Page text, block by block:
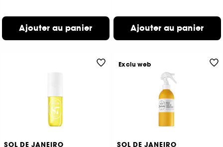
Ajouter au panier Ajouter au panier
SOL DE JANEIRO
SOL DE JANEIRO
Exclu web